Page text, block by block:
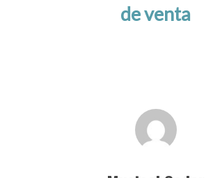
de venta